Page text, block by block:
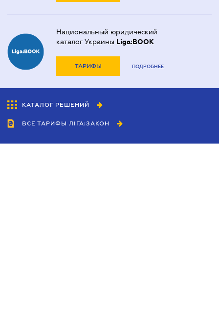
Национальный юридический
каталог Украины Liga:BOOK
ТАРИФЫ ПОДРОБНЕЕ
КАТАЛОГ РЕШЕНИЙ
ВСЕ ТАРИФЫ ЛІГА:ЗАКОН